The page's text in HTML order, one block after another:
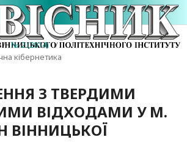
/ № 2 (2014) /
кібернетика
З ТВЕРДИМИ
ВІДХОДАМИ У М.